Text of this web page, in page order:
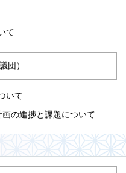
て
団）
いて
の進捗と課題について